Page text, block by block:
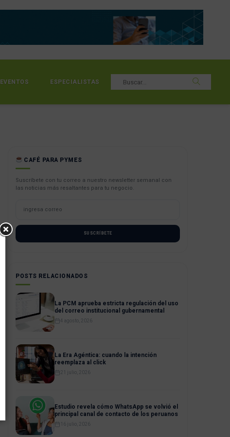
EVENTOS ESPECIALISTAS
CAFÉ PARA PYMES
Suscríbete con tu correo a nuestro newsletter semanal con
las noticias más resaltantes para tu negocio.
SUSCRÍBETE
POSTS RELACIONADOS
La PCM aprueba estricta regulación del uso
del correo institucional gubernamental
4 agosto, 2026
La Era Agéntica: cuando la intención
reemplaza al click
21 julio, 2026
Estudio revela cómo WhatsApp se volvió el
principal canal de contacto de los peruanos
16 julio, 2026